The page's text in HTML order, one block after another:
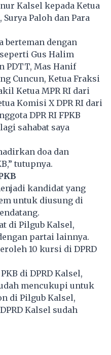
Kalsel kepada Ketua
Surya Paloh dan Para
berteman dengan
Gus Halim
PDTT, Mas Hanif
Cuncun, Ketua Fraksi
Ketua MPR RI dari
Komisi X DPR RI dari
DPR RI FPKB
sahabat saya
doa dan
tutupnya.
kandidat yang
untuk diusung di
di Pilgub Kalsel,
partai lainnya.
10 kursi di DPRD
di DPRD Kalsel,
mencukupi untuk
di Pilgub Kalsel,
Kalsel sudah